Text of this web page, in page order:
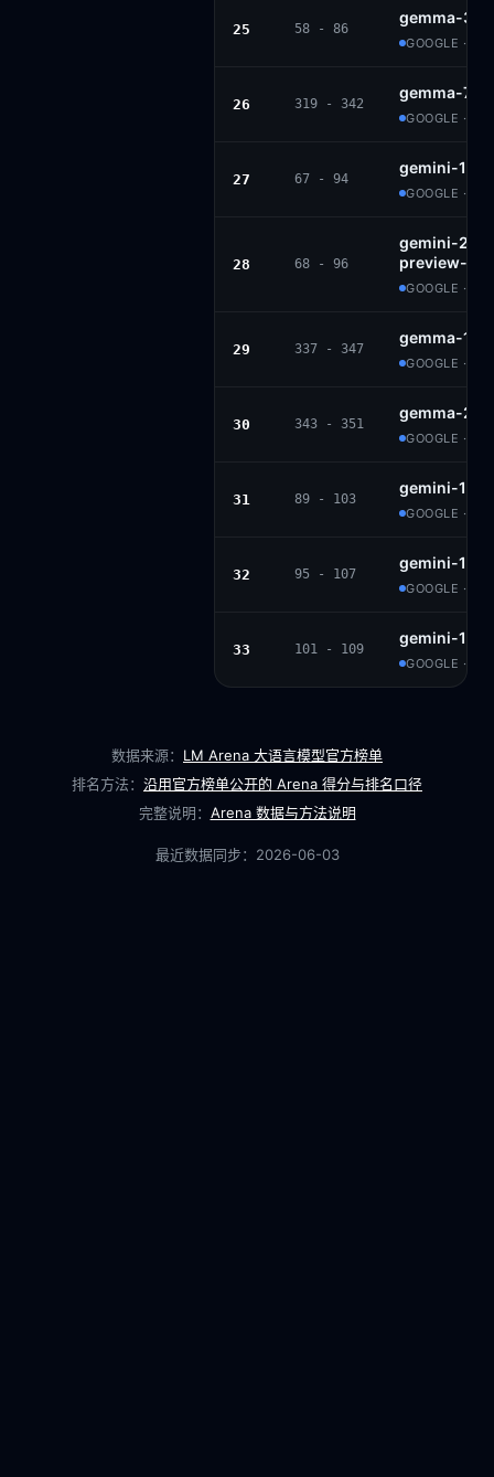
25 58 - 86
gemma-3-
GOOGLE ·
26 319 - 342
gemma-7b-
GOOGLE ·
27 67 - 94
gemini-1.5-
GOOGLE ·
28 68 - 96
gemini-
preview-
GOOGLE ·
29 337 - 347
gemma-
GOOGLE ·
30 343 - 351
gemma-
GOOGLE ·
31 89 - 103
gemini-1.5-
GOOGLE ·
32 95 - 107
gemini-1.5-
GOOGLE ·
33 101 - 109
gemini-1.5-
GOOGLE ·
数据来源： LM Arena 大语言模型官方榜单
排名方法： 沿用官方榜单公开的 Arena 得分与排名口径
完整说明： Arena 数据与方法说明
最近数据同步： 2026-06-03